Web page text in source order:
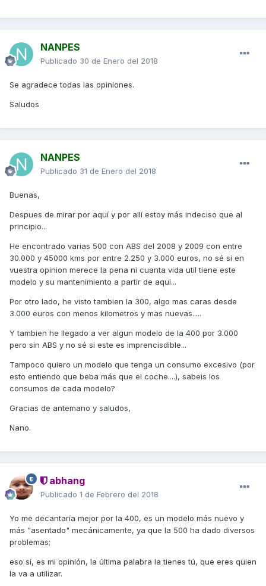
NANPES
Publicado 30 de Enero del 2018
Se agradece todas las opiniones.
Saludos
NANPES
Publicado 31 de Enero del 2018
Buenas,
Despues de mirar por aquí y por allí estoy más indeciso que al
principio...
He encontrado varias 500 con ABS del 2008 y 2009 con entre
30.000 y 45000 kms por entre 2.250 y 3.000 euros, no sé si en
vuestra opinion merece la pena ni cuanta vida util tiene este
modelo y su mantenimiento a partir de aqui...
Por otro lado, he visto tambien la 300, algo mas caras desde
3.000 euros con menos kilometros y mas nuevas.....
Y tambien he llegado a ver algun modelo de la 400 por 3.000
pero sin ABS y no sé si este es imprencisdible...
Tampoco quiero un modelo que tenga un consumo excesivo (por
esto entiendo que beba más que el coche....), sabeis los
consumos de cada modelo?
Gracias de antemano y saludos,
Nano.
abhang
Publicado 1 de Febrero del 2018
Yo me decantaría mejor por la 400, es un modelo más nuevo y
más "asentado" mecánicamente, ya que la 500 ha dado diversos
problemas;
eso sí, es mi opinión, la última palabra la tienes tú, que eres quien
la va a utilizar.